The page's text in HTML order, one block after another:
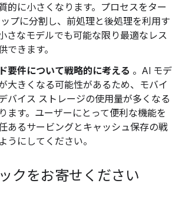
的に小さくなります。プロセスをター
プに分割し、前処理と後処理を利用す
さなモデルでも可能な限り最適なレス
できます。
要件について戦略的に考える 。AI モデ
大きくなる可能性があるため、モバイ
バイス ストレージの使用量が多くなる
ます。ユーザーにとって便利な機能を
あるサービングとキャッシュ保存の戦
うにしてください。
クをお寄せください